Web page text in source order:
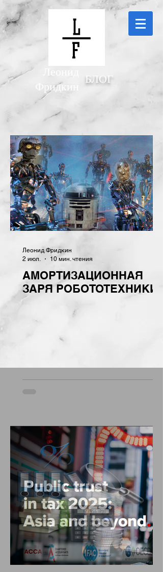
Леонид
Фридкин
БЛОГ
АМОРТИЗАЦИОННАЯ
ЗАРЯ РОБОТОТЕХНИКИ
Леонид Фридкин
2 июл.
10 мин. чтения